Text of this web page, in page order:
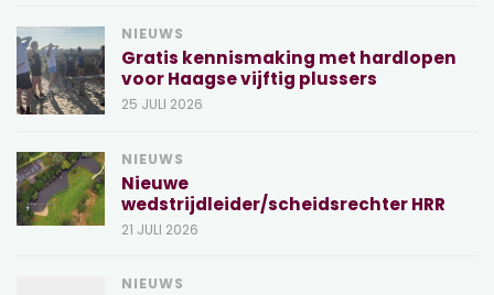
NIEUWS
Gratis kennismaking met hardlopen
voor Haagse vijftig plussers
25 JULI 2026
NIEUWS
Nieuwe
wedstrijdleider/scheidsrechter HRR
21 JULI 2026
NIEUWS